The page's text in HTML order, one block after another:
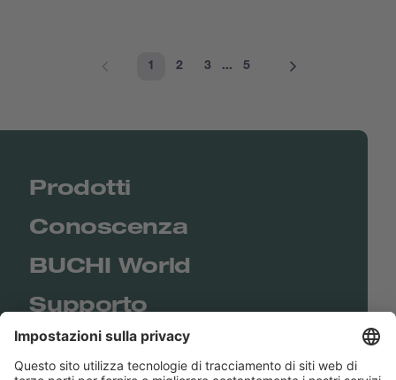
1 2 3 ... 5
Prodotti
Conoscenza
BUCHI World
Supporto
Shop